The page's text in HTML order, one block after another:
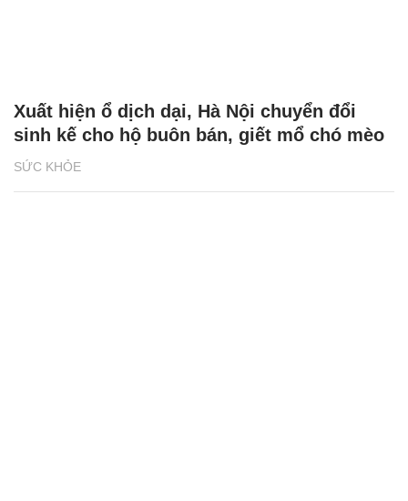
SỨC KHỎE
Xuất hiện ổ dịch dại, Hà Nội chuyển đổi
sinh kế cho hộ buôn bán, giết mổ chó mèo